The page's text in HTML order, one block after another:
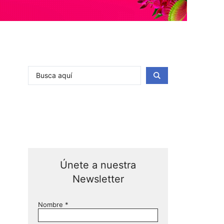
Únete a nuestra
Newsletter
Nombre *